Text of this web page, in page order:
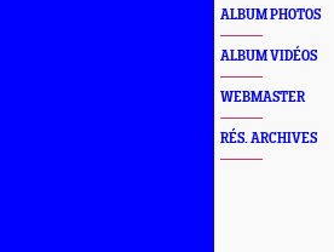
ALBUM PHOTOS
ALBUM VIDÉOS
WEBMASTER
RÉS. ARCHIVES